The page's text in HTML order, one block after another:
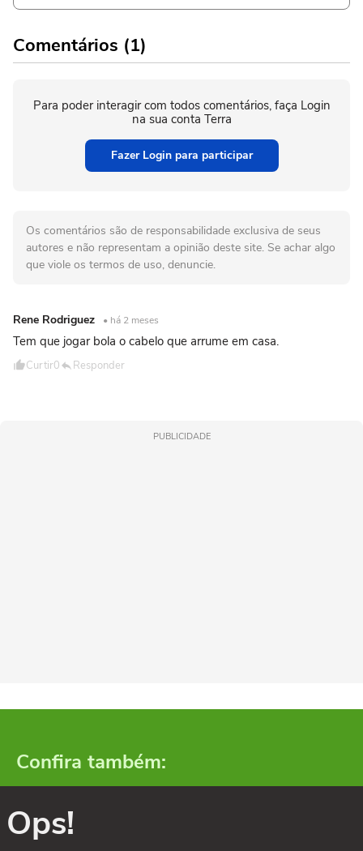
Comentários (1)
Para poder interagir com todos comentários, faça Login
na sua conta Terra
Fazer Login para participar
Os comentários são de responsabilidade exclusiva de seus
autores e não representam a opinião deste site. Se achar algo
que viole os termos de uso, denuncie.
Rene Rodriguez • há 2 meses
Tem que jogar bola o cabelo que arrume em casa.
Curtir0 Responder
PUBLICIDADE
Confira também:
Ops!